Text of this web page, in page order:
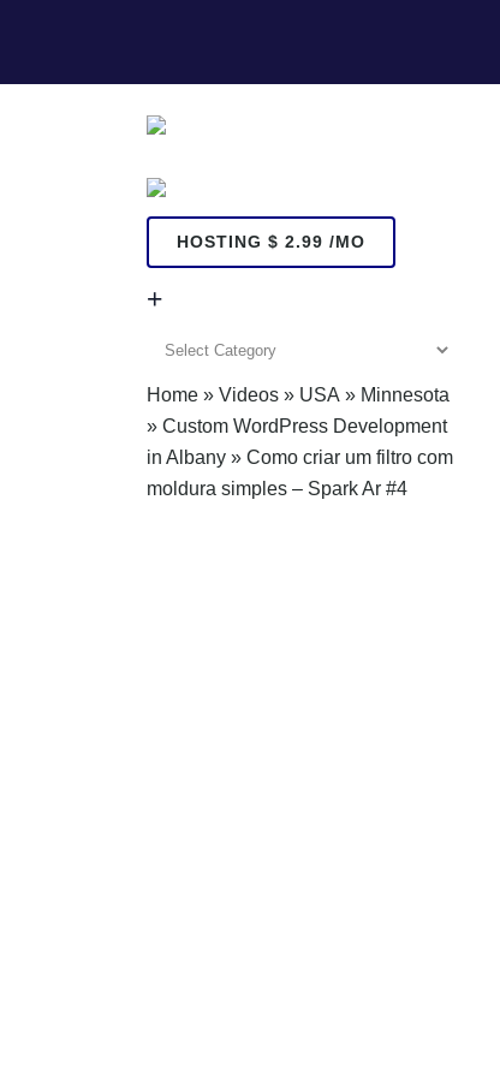
HOSTING $ 2.99 /MO
+
Home » Videos » USA » Minnesota
» Custom WordPress Development
in Albany » Como criar um filtro com
moldura simples – Spark Ar #4